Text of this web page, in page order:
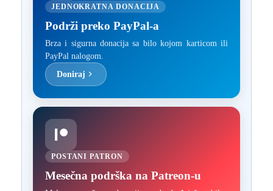
JEDNOKRATNA DONACIJA
Podrži preko PayPal-a
Brza i sigurna donacija sa bilo kojom karticom ili
PayPal nalogom.
Doniraj
POSTANI PATRON
Mesečna podrška na Patreon-u